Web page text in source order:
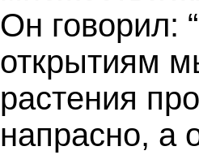
Он говорил:
открытиям
растения
напрасно, а